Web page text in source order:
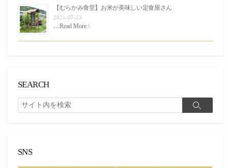
【むらかみ食堂】お米が美味しい定食屋さん
2021-07-23
Read More☝︎
SEARCH
検
索
検
SNS